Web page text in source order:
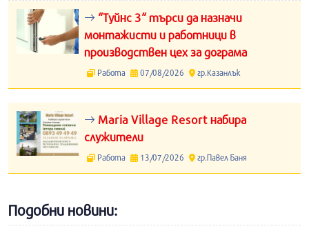
“Туйнс 3“ търси да назначи
монтажисти и работници в
производствен цех за дограма
Работа 07/08/2026 гр.Казанлък
Maria Village Resort набира
служители
Работа 13/07/2026 гр.Павел Баня
Подобни новини: